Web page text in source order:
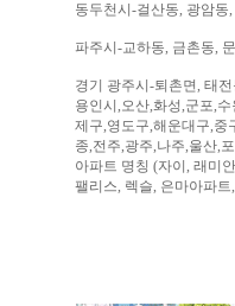
동두천시-걸산동, 광암동
파주시-교하동, 금촌동,
경기 광주시-퇴촌면, 태
용인시,오산,화성,군포,
제구,영도구,해운대구,중
종,전주,광주,나주,울산,
아파트 명칭 (자이, 래미
팰리스, 렉슬, 은마아파